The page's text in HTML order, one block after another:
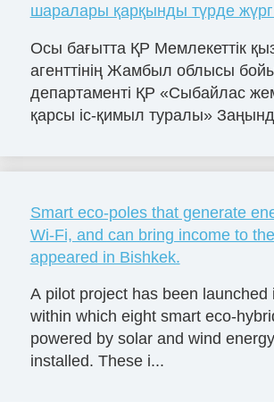
шаралары қарқынды түрде
Осы бағытта ҚР Мемлекеттік
агенттінің Жамбыл облысы
департаменті ҚР «Сыбайлас
қарсы іс-қимыл туралы»
Smart eco-poles that generate
Wi-Fi, and can bring income to
appeared in Bishkek.
A pilot project has been launched
within which eight smart eco-
powered by solar and wind
installed. These i...